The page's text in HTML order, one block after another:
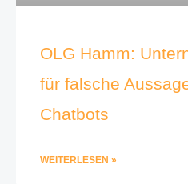
OLG Hamm:
für falsche
Chatbots
WEITERLESEN »